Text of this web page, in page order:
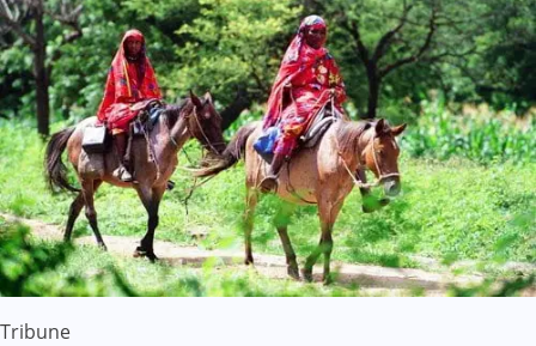
Tribune